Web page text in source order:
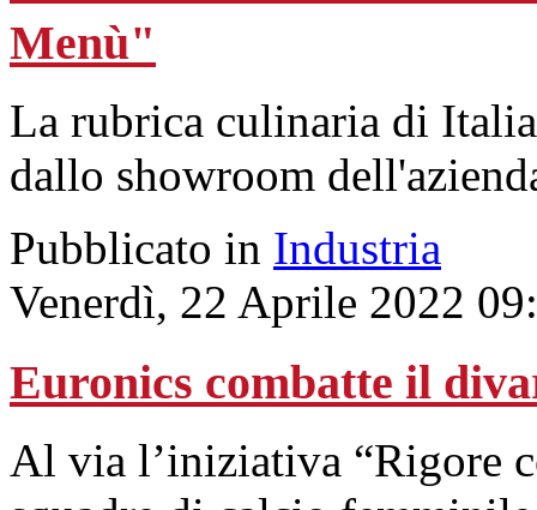
Menù"
La rubrica culinaria di
dallo showroom
Pubblicato in Industria
Venerdì, 22 Aprile 2022
Euronics combatte il
Al via l’iniziativa “Rigore